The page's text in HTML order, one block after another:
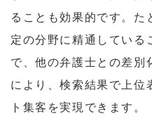
ることも効果的です。た
定の分野に精通している
で、他の弁護士との差別
により、検索結果で上位
ト集客を実現できます。